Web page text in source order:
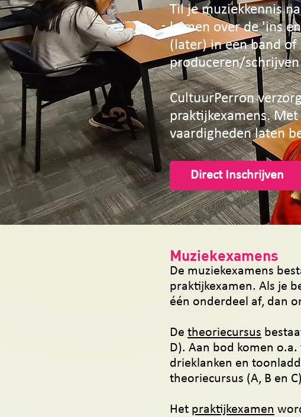
Direct Inschrijven
Til je muziekkennis
komen over de 'ins
(later) in een band
produceren/
CultuurPerron
praktijkexamens. Met
vaardigheden laten
Muziekexamens
De muziekexamens
praktijkexamen. Als je
één onderdeel af, dan
De theoriecursus
D). Aan bod komen
drieklanken en
theoriecursus (A, B en
Het praktijkexamen